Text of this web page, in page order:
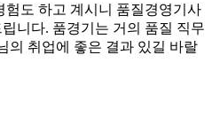
험도 하고 계시니 품질경영기사
니다. 품경기는 거의 품질 직무
의 취업에 좋은 결과 있길 바랄